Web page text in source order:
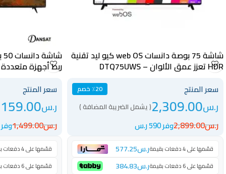
شاشة 75 بوصة دانسات web OS كيو ليد تقنية
HDR تعزز عمق الألوان – DTQ75UWS
سعر المنتج ٪20 خصم
ر.س2,309.00( يشمل الضريبة المضافة )
ر.س2,899.00وفر 590 ر.س
قسّمها على 4 دفعات بقيمة ر.س577.25
قسّمها على 6 دفعات بقيمة ر.س384.83
ربط أجهزة
التطبيقات – DTD50QLED120HZ
سعر المنتج
ر.س
ر.س1,499.00وفر 340 ر.س
قسّمها على 4 دفعات بقيمة
قسّمها على 6 دفعات بقيمة